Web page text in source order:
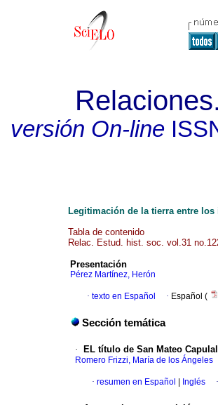
versión On-line
Legitimación de la tierra entre
Tabla de contenido
Relac. Estud. hist. soc. vol.31
Presentación
Pérez Martínez, Herón
· texto en Español · Español (
Sección temática
· EL título de San Mateo
Romero Frizzi, María de los Ángeles
· resumen en Español Inglés ·